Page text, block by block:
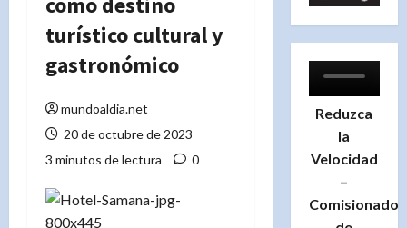
turístico cultural y
gastronómico
mundoaldia.net
20 de octubre de 2023
3 minutos de lectura
0
Reduzca
la
Velocidad
–
Comisionado